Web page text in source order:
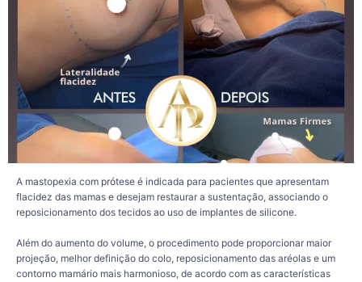
Também é importante considerar que a evolução pós-operatória é individual. A
durabilidade dos resultados pode ser influenciada por fatores naturais, como o
envelhecimento, alterações hormonais, gestação, amamentação, oscilações de
peso e hábitos de vida.
Por isso, uma avaliação criteriosa é indispensável para definir a técnica mais
indicada e alinhar expectativas de forma segura e realista. O planejamento
cirúrgico deve respeitar a anatomia, as necessidades e os objetivos de cada
paciente.
122 3
A mastopexia com prótese é indicada para pacientes que apresentam
flacidez das mamas e desejam restaurar a sustentação, associando o
reposicionamento dos tecidos ao uso de implantes de silicone.
Além do aumento do volume, o procedimento pode proporcionar maior
projeção, melhor definição do colo, reposicionamento das aréolas e um
contorno mamário mais harmonioso, de acordo com as características